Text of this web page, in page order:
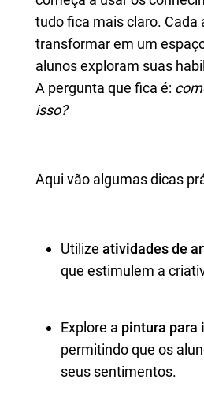
tudo fica mais claro. Cada
transformar em um
alunos exploram suas
A pergunta que fica é:
isso?
Aqui vão algumas dicas
Utilize atividades de
que estimulem a
Explore a pintura para
permitindo que os
seus sentimentos.